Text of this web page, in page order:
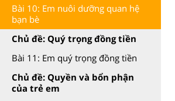
Bài 10: Em nuôi dưỡng quan hệ
bạn bè
Chủ đề: Quý trọng đồng tiền
Bài 11: Em quý trọng đồng tiền
Chủ đề: Quyền và bổn phận
của trẻ em